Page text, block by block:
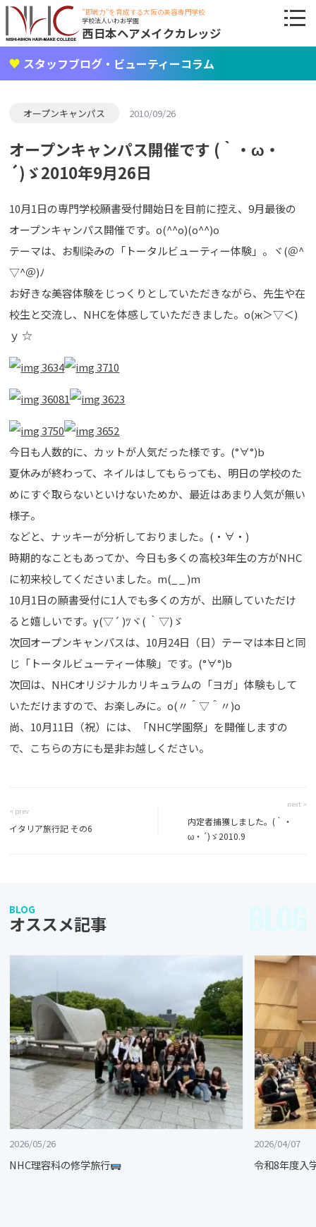
"即戦力"を育成する大阪の美容専門学校
学校法人いわお学園
西日本ヘアメイクカレッジ
スタッフブログ・ビューティーコラム
オープンキャンパス 2010/09/26
オープンキャンパス開催です (｀・ω・
´)ゞ2010年9月26日
10月1日の専門学校願書受付開始日を目前に控え、9月最後の
オープンキャンパス開催です。o(^^o)(o^^)o
テーマは、お馴染みの「トータルビューティー体験」。ヾ(＠^
▽^＠)ﾉ
お好きな美容体験をじっくりとしていただきながら、先生や在
校生と交流し、NHCを体感していただきました。о(ж＞▽＜)
ｙ ☆
今日も人数的に、カットが人気だった様です。(°∀°)b
夏休みが終わって、ネイルはしてもらっても、明日の学校のた
めにすぐ取らないといけないためか、最近はあまり人気が無い
様子。
などと、ナッキーが分析しておりました。(・∀・)
時期的なこともあってか、今日も多くの高校3年生の方がNHC
に初来校してくださいました。m(_ _ )m
10月1日の願書受付に1人でも多くの方が、出願していただけ
ると嬉しいです。γ(▽´ )ﾂヾ( ｀▽)ゞ
次回オープンキャンパスは、10月24日（日）テーマは本日と同
じ「トータルビューティー体験」です。(°∀°)b
次回は、NHCオリジナルカリキュラムの「ヨガ」体験もして
いただけますので、お楽しみに。o(〃＾▽＾〃)o
尚、10月11日（祝）には、「NHC学園祭」を開催しますの
で、こちらの方にも是非お越しください。
< prev
イタリア旅行記 その6
next >
内定者捕獲しました。(｀・
ω・´)ゞ2010.9
BLOG
オススメ記事
2026/05/26
NHC理容科の修学旅行
2026/04/07
令和8年度入